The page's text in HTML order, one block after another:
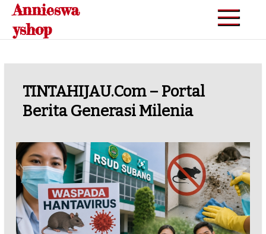
Skip
content
Annieswa
yshop
TINTAHIJAU.com – Portal
Berita Generasi Milenia